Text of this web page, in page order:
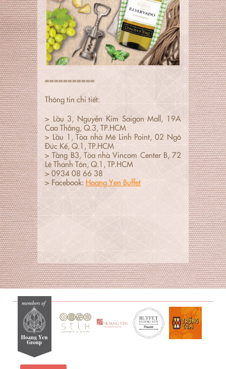
===========
Thông tin chi tiết:
> Lầu 3, Nguyễn Kim Saigon Mall, 19A
Cao Thắng, Q.3, TP.HCM
> Lầu 1, Tòa nhà Mê Linh Point, 02 Ngô
Đức Kế, Q.1, TP.HCM
> Tầng B3, Tòa nhà Vincom Center B, 72
Lê Thánh Tôn, Q.1, TP.HCM
> 0934 08 66 38
> Facebook: Hoang Yen Buffet